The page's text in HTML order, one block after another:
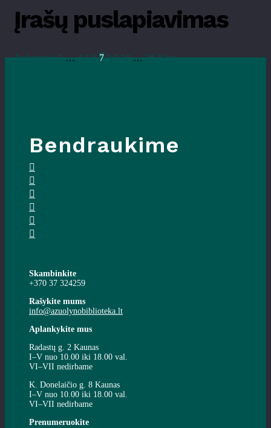
Įrašų puslapiavimas
Ankstesnis 1 … 4 5 6 7 8 9 10 … 26 Kitas
Bendraukime
Skambinkite
+370 37 324259
Rašykite mums
info@azuolynobiblioteka.lt
Aplankykite mus
Radastų g. 2 Kaunas
I–V nuo 10.00 iki 18.00 val.
VI–VII nedirbame
K. Donelaičio g. 8 Kaunas
I–V nuo 10.00 iki 18.00 val.
VI–VII nedirbame
Prenumeruokite